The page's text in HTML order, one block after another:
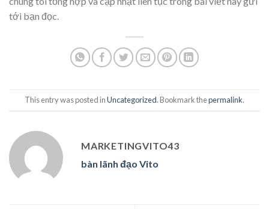
tới bạn đọc.
This entry was posted inUncategorized. Bookmark thepermalink.
MARKETINGVITO43
bàn lãnh đạo Vito